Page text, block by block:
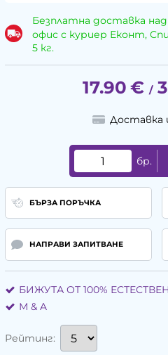
Безплатна доставка над
офис с куриер Еконт,
5 кг.
17.90 € /
Доставка
бр.
БЪРЗА ПОРЪЧКА
НАПРАВИ ЗАПИТВАНЕ
БИЖУТА ОТ 100%
М & A
Рейтинг: